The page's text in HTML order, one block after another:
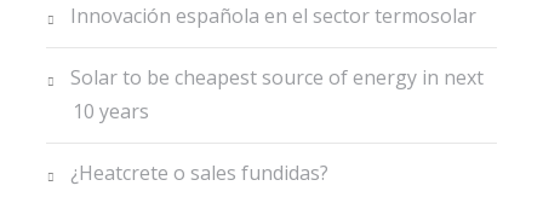
Innovación española en el sector termosolar
Solar to be cheapest source of energy in next
10 years
¿Heatcrete o sales fundidas?